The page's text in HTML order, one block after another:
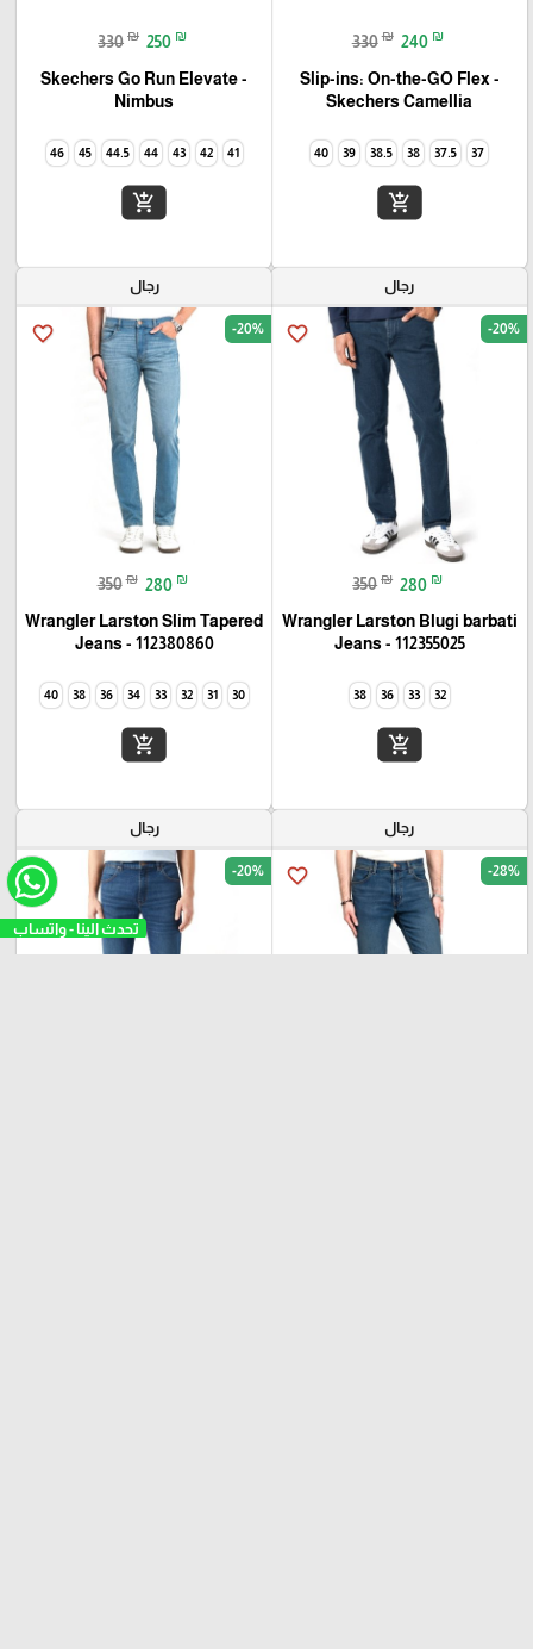
تحدث
330 ₪ 240 ₪
Slip-ins: On-the-GO Flex -
Camellia‏ Skechers
37
37.5
38
38.5
39
40
add_shopping_cart
330 ₪ 250 ₪
Skechers Go Run Elevate -
Nimbus
41
42
43
44
44.5
45
46
add_shopping_cart
رجال
favorite_border -20%
350 ₪ 280 ₪
Wrangler Larston Blugi barbati
Jeans - 112355025
32
33
36
38
add_shopping_cart
رجال
favorite_border -20%
350 ₪ 280 ₪
Wrangler Larston Slim Tapered
Jeans - 112380860
30
31
32
33
34
36
38
40
add_shopping_cart
رجال
favorite_border -28%
رجال
favorite_border -20%